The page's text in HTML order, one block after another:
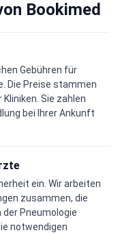
Bookimed
Gebühren für
Die Preise stammen
Sie zahlen
bei Ihrer Ankunft
ein. Wir arbeiten
zusammen, die
Pneumologie
notwendigen